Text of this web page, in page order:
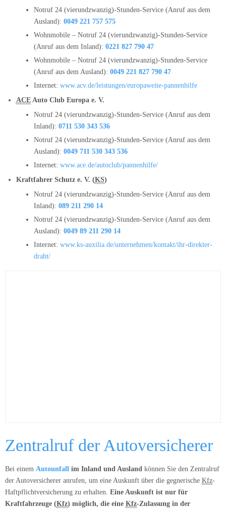
Notruf 24 (vierundzwanzig)-Stunden-Service (Anruf aus dem
Ausland):0049 221 757 575
Wohnmobile – Notruf 24 (vierundzwanzig)-Stunden-Service
(Anruf aus dem Inland):0221 827 790 47
Wohnmobile – Notruf 24 (vierundzwanzig)-Stunden-Service
(Anruf aus dem Ausland):0049 221 827 790 47
Internet:www.acv.de/leistungen/europaweite-pannenhilfe
ACEAuto Club Europa e. V.
Notruf 24 (vierundzwanzig)-Stunden-Service (Anruf aus dem
Inland):0711 530 343 536
Notruf 24 (vierundzwanzig)-Stunden-Service (Anruf aus dem
Ausland):0049 711 530 343 536
Internet:www.ace.de/autoclub/pannenhilfe/
Kraftfahrer Schutz e. V. (KS)
Notruf 24 (vierundzwanzig)-Stunden-Service (Anruf aus dem
Inland):089 211 290 14
Notruf 24 (vierundzwanzig)-Stunden-Service (Anruf aus dem
Ausland):0049 89 211 290 14
Internet:www.ks-auxilia.de/unternehmen/kontakt/ihr-direkter-
draht/
Zentralruf der Autoversicherer
Bei einem Autounfall im Inland und Ausland können Sie den Zentralruf
der Autoversicherer anrufen, um eine Auskunft über die gegnerische Kfz-
Haftpflichtversicherung zu erhalten. Eine Auskunft ist nur für
Kraftfahrzeuge (Kfz) möglich, die eine Kfz-Zulassung in der